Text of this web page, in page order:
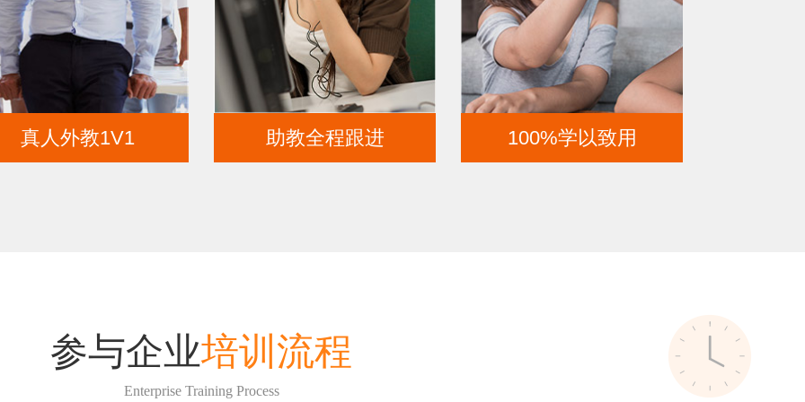
真人外教1V1 助教全程跟进 100%学以致用
参与企业培训流程
Enterprise Training Process